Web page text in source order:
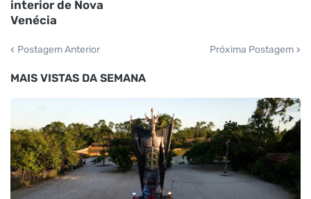
interior de Nova
Venécia
Postagem Anterior Próxima Postagem
MAIS VISTAS DA SEMANA